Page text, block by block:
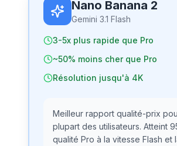
Nano Banana 2
Gemini 3.1 Flash
3-5x plus rapide que Pro
~50% moins cher que Pro
Résolution jusqu'à 4K
Meilleur rapport qualité-prix
plupart des utilisateurs. Atteint
qualité Pro à la vitesse Flash et